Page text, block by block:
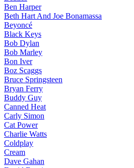
Ben Harper
Beth Hart And Joe Bonamassa
Beyoncé
Black Keys
Bob Dylan
Bob Marley
Bon Iver
Boz Scaggs
Bruce Springsteen
Bryan Ferry
Buddy Guy
Canned Heat
Carly Simon
Cat Power
Charlie Watts
Coldplay
Cream
Dave Gahan